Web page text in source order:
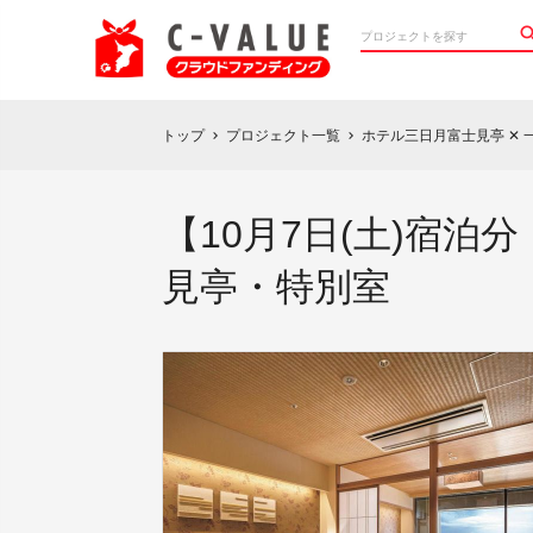
トップ chevron_right プロジェクト一覧 chevron_right ホテル三日月富士見亭 ✕
【10月7日(土)宿泊
見亭・特別室